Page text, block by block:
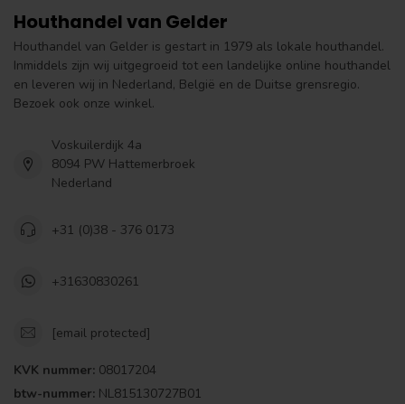
Houthandel van Gelder
Houthandel van Gelder is gestart in 1979 als lokale houthandel.
Inmiddels zijn wij uitgegroeid tot een landelijke online houthandel
en leveren wij in Nederland, België en de Duitse grensregio.
Bezoek ook onze winkel.
Voskuilerdijk 4a
8094 PW Hattemerbroek
Nederland
+31 (0)38 - 376 0173
+31630830261
[email protected]
KVK nummer: 08017204
btw-nummer: NL815130727B01